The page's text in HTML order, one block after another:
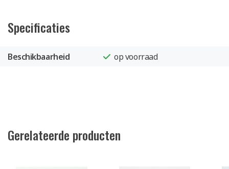
Specificaties
Beschikbaarheid op voorraad
Gerelateerde producten